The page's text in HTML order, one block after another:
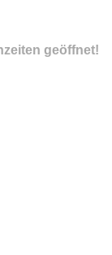
geöffnet!